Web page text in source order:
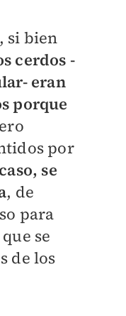
si bien
cerdos -
eran
porque
por
se
, de
para
se
de los